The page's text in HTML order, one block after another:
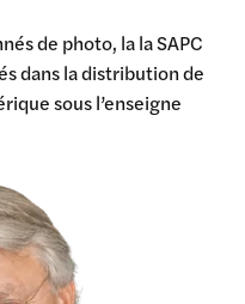
de photo, la la SAPC
dans la distribution de
sous l’enseigne